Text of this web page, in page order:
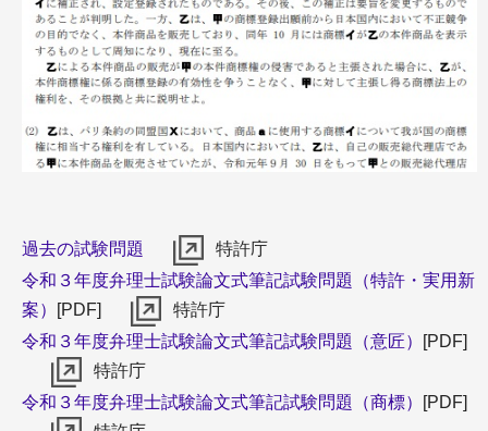
過去の試験問題
特許庁
令和３年度弁理士試験論文式筆記試験問題（特許・実用新
案）
[PDF]
特許庁
令和３年度弁理士試験論文式筆記試験問題（意匠）
[PDF]
特許庁
令和３年度弁理士試験論文式筆記試験問題（商標）
[PDF]